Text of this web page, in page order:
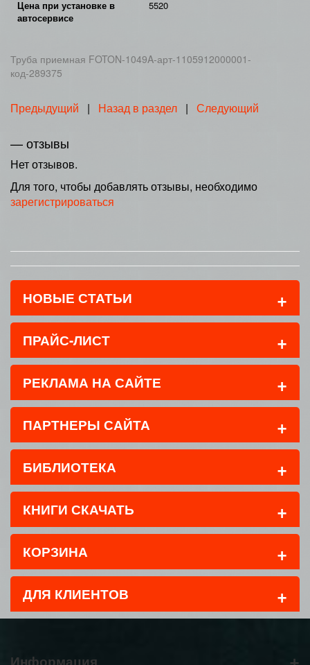
Цена при установке в
автосервисе
5520
Труба приемная FOTON-1049A-арт-1105912000001-
код-289375
Предыдущий | Назад в раздел | Следующий
— отзывы
Нет отзывов.
Для того, чтобы добавлять отзывы, необходимо
зарегистрироваться
НОВЫЕ СТАТЬИ +
ПРАЙС-ЛИСТ +
РЕКЛАМА НА САЙТЕ +
ПАРТНЕРЫ САЙТА +
БИБЛИОТЕКА +
КНИГИ СКАЧАТЬ +
КОРЗИНА +
ДЛЯ КЛИЕНТОВ +
Информация